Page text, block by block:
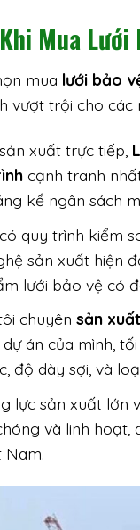
Mua Lưới
mua lưới bảo
vượt trội cho
xuất trực tiếp,
cạnh tranh
kể ngân sách
quy trình kiểm
sản xuất hiện
lưới bảo vệ có
chuyên sản
án của mình,
độ dày sợi, và
lực sản xuất lớn
và linh
Nam.